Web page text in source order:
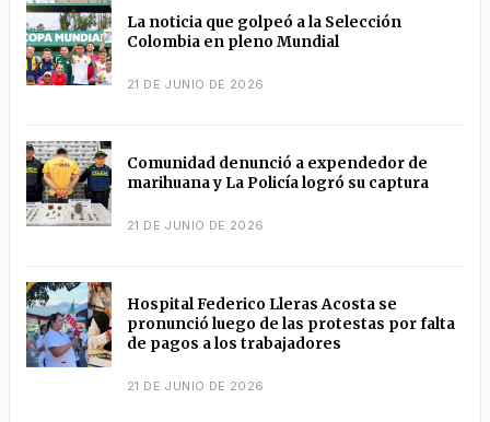
La noticia que golpeó a la Selección
Colombia en pleno Mundial
21 DE JUNIO DE 2026
Comunidad denunció a expendedor de
marihuana y La Policía logró su captura
21 DE JUNIO DE 2026
Hospital Federico Lleras Acosta se
pronunció luego de las protestas por falta
de pagos a los trabajadores
21 DE JUNIO DE 2026